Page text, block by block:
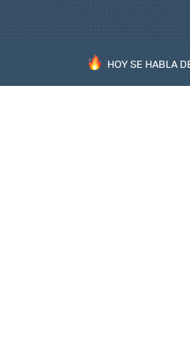
HOY SE HABLA